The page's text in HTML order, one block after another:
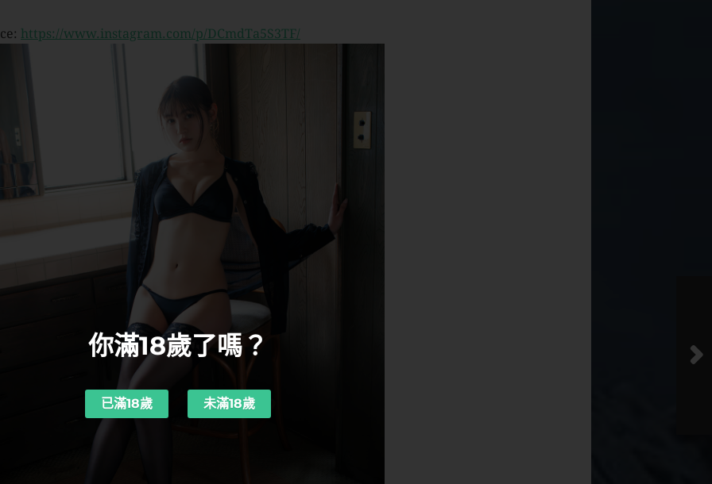
https://www.instagram.com/p/DCmdTa5S3TF/
你滿18歲了嗎？
已滿18歲 未滿18歲